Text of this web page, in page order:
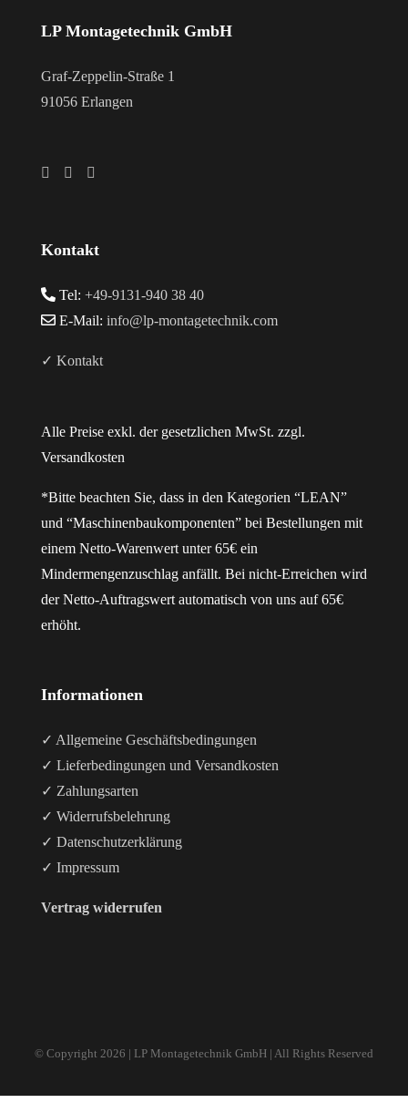
LP Montagetechnik GmbH
Graf-Zeppelin-Straße 1
91056 Erlangen
Kontakt
Tel: +49-9131-940 38 40
E-Mail: info@lp-montagetechnik.com
✓ Kontakt
Alle Preise exkl. der gesetzlichen MwSt. zzgl.
Versandkosten
*Bitte beachten Sie, dass in den Kategorien “LEAN”
und “Maschinenbaukomponenten” bei Bestellungen mit
einem Netto-Warenwert unter 65€ ein
Mindermengenzuschlag anfällt. Bei nicht-Erreichen wird
der Netto-Auftragswert automatisch von uns auf 65€
erhöht.
Informationen
✓ Allgemeine Geschäftsbedingungen
✓ Lieferbedingungen und Versandkosten
✓ Zahlungsarten
✓ Widerrufsbelehrung
✓ Datenschutzerklärung
✓ Impressum
Vertrag widerrufen
© Copyright 2026 | LP Montagetechnik GmbH | All Rights Reserved